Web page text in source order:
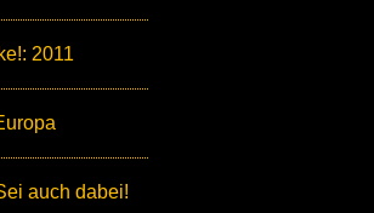
2011
auch dabei!